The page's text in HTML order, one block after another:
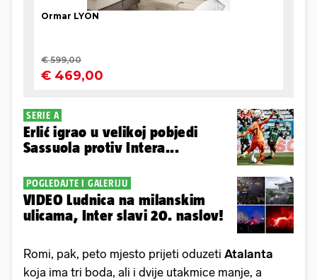
SERIE A
Erlić igrao u velikoj pobjedi
Sassuola protiv Intera...
POGLEDAJTE I GALERIJU
VIDEO Ludnica na milanskim
ulicama, Inter slavi 20. naslov!
Romi, pak, peto mjesto prijeti oduzeti Atalanta
koja ima tri boda, ali i dvije utakmice manje, a